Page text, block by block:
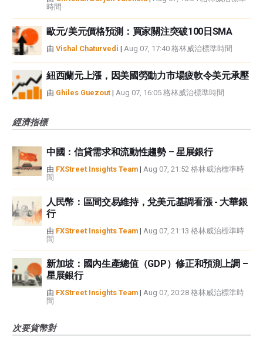
時間
歐元/美元價格預測：買家關注突破100日SMA
由 Vishal Chaturvedi | Aug 07, 17:40 格林威治標準時間
紐西蘭元上漲，因美國勞動力市場疲軟令美元承壓
由 Ghiles Guezout | Aug 07, 16:05 格林威治標準時間
經濟指標
中國：信貸需求和流動性趨勢 – 星展銀行
由 FXStreet Insights Team | Aug 07, 21:52 格林威治標準時
間
人民幣：區間交易維持，兌美元基調看漲 - 大華銀
行
由 FXStreet Insights Team | Aug 07, 21:13 格林威治標準時
間
新加坡：國內生產總值（GDP）修正和預測上調 –
星展銀行
由 FXStreet Insights Team | Aug 07, 20:28 格林威治標準時
間
次要貨幣對